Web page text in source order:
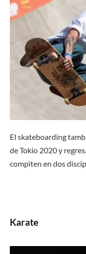
El skateboarding
de Tokio 2020 y
compiten en dos
Karate